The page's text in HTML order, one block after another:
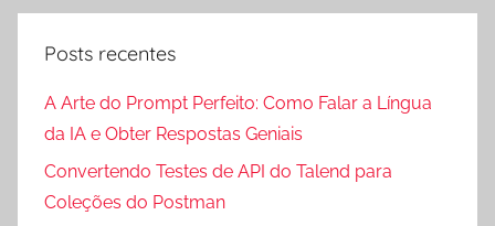
Posts recentes
A Arte do Prompt Perfeito: Como Falar a Língua
da IA e Obter Respostas Geniais
Convertendo Testes de API do Talend para
Coleções do Postman